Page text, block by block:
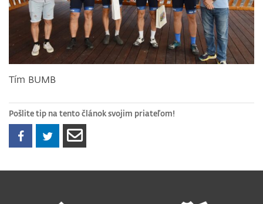
Tím BUMB
Pošlite tip na tento článok svojim priateľom!